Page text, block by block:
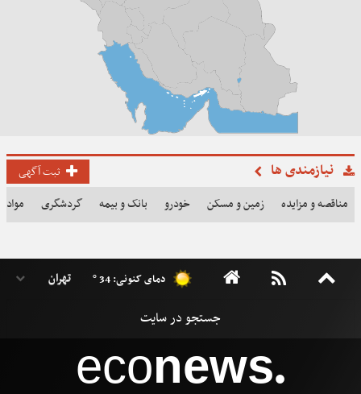
نیازمندی ها ثبت آگهی
مناقصه و مزایده زمین و مسکن خودرو بانک و بیمه گردشگری مواد
دمای کنونی: 34 °
econews●